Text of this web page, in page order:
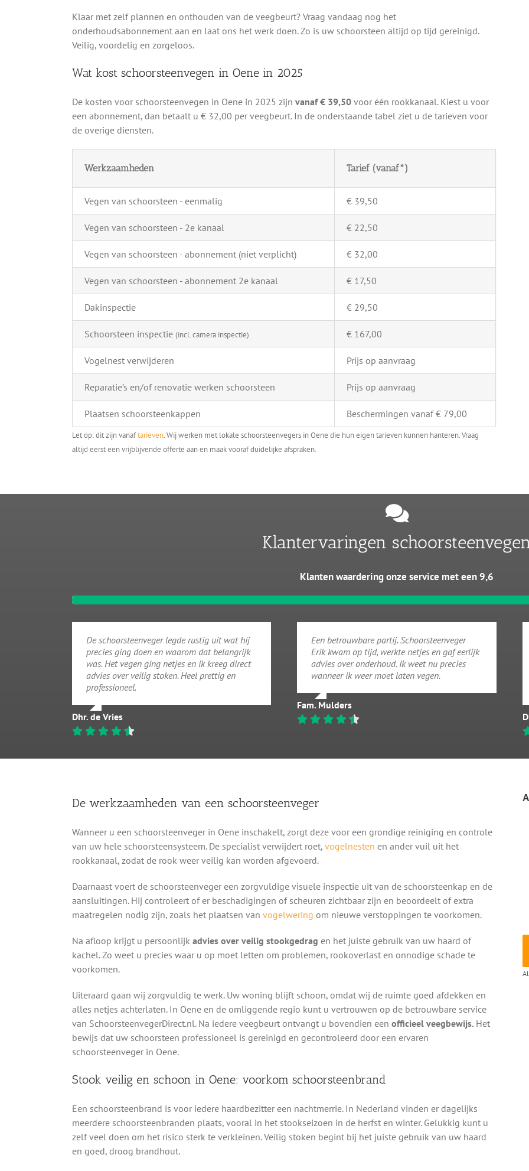
Klaar met zelf plannen en onthouden van de veegbeurt? Vraag vandaag nog het
onderhoudsabonnement aan en laat ons het werk doen. Zo is uw schoorsteen altijd op tijd gereinigd.
Veilig, voordelig en zorgeloos.
Wat kost schoorsteenvegen in Oene in 2025
De kosten voor schoorsteenvegen in Oene in 2025 zijn vanaf € 39,50voor één rookkanaal. Kiest u voor
een abonnement, dan betaalt u € 32,00 per veegbeurt. In de onderstaande tabel ziet u de tarieven voor
de overige diensten.
Werkzaamheden Tarief (vanaf*)
Vegen van schoorsteen - eenmalig € 39,50
Vegen van schoorsteen - 2e kanaal € 22,50
Vegen van schoorsteen - abonnement (niet verplicht) € 32,00
Vegen van schoorsteen - abonnement 2e kanaal € 17,50
Dakinspectie € 29,50
Schoorsteen inspectie (incl. camera inspectie) € 167,00
Vogelnest verwijderen Prijs op aanvraag
Reparatie’s en/of renovatie werken schoorsteen Prijs op aanvraag
Plaatsen schoorsteenkappen Beschermingen vanaf € 79,00
Let op: dit zijn vanaftarieven. Wij werken met lokale schoorsteenvegers in Oene die hun eigen tarieven kunnen hanteren. Vraag
altijd eerst een vrijblijvende offerte aan en maak vooraf duidelijke afspraken.
Klantervaringen
Klanten waardering onze service met een 9,6
De schoorsteenveger legde rustig uit wat hij
precies ging doen en waarom dat belangrijk
was. Het vegen ging netjes en ik kreeg direct
advies over veilig stoken. Heel prettig en
professioneel.
Dhr. de Vries
Een betrouwbare partij. Schoorsteenveger
Erik kwam op tijd, werkte netjes en gaf eerlijk
advies over onderhoud. Ik weet nu precies
wanneer ik weer moet laten vegen.
Fam. Mulders
De werkzaamheden van een schoorsteenveger
Wanneer u een schoorsteenveger in Oene inschakelt, zorgt deze voor een grondige reiniging en controle
van uw hele schoorsteensysteem. De specialist verwijdert roet, vogelnesten en ander vuil uit het
rookkanaal, zodat de rook weer veilig kan worden afgevoerd.
Daarnaast voert de schoorsteenveger een zorgvuldige visuele inspectie uit van de schoorsteenkap en de
aansluitingen. Hij controleert of er beschadigingen of scheuren zichtbaar zijn en beoordeelt of extra
maatregelen nodig zijn, zoals het plaatsen van vogelwering om nieuwe verstoppingen te voorkomen.
Na afloop krijgt u persoonlijk advies over veilig stookgedrag en het juiste gebruik van uw haard of
kachel. Zo weet u precies waar u op moet letten om problemen, rookoverlast en onnodige schade te
voorkomen.
Uiteraard gaan wij zorgvuldig te werk. Uw woning blijft schoon, omdat wij de ruimte goed afdekken en
alles netjes achterlaten. In Oene en de omliggende regio kunt u vertrouwen op de betrouwbare service
van SchoorsteenvegerDirect.nl. Na iedere veegbeurt ontvangt u bovendien een officieel veegbewijs. Het
bewijs dat uw schoorsteen professioneel is gereinigd en gecontroleerd door een ervaren
schoorsteenveger in Oene.
Stook veilig en schoon in Oene: voorkom schoorsteenbrand
Een schoorsteenbrand is voor iedere haardbezitter een nachtmerrie. In Nederland vinden er dagelijks
meerdere schoorsteenbranden plaats, vooral in het stookseizoen in de herfst en winter. Gelukkig kunt u
zelf veel doen om het risico sterk te verkleinen. Veilig stoken begint bij het juiste gebruik van uw haard
en goed, droog brandhout.